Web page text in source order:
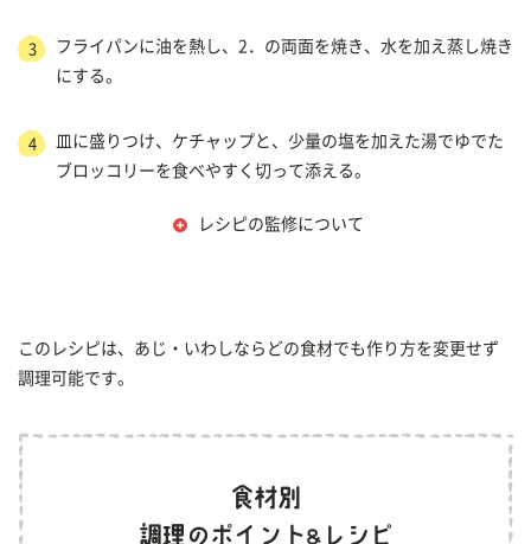
3
フライパンに油を熱し、2．の両面を焼き、水を加え蒸し焼き
にする。
4
皿に盛りつけ、ケチャップと、少量の塩を加えた湯でゆでた
ブロッコリーを食べやすく切って添える。
レシピの監修について
このレシピは、あじ・いわしならどの食材でも作り方を変更せず
調理可能です。